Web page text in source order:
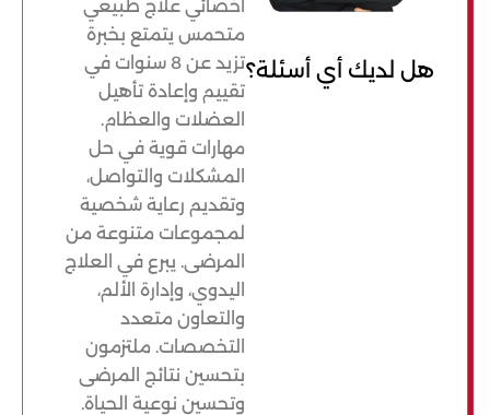
هل لديك أي أسئلة؟
أخصائي علاج طبيعي
متحمس يتمتع بخبرة
تزيد عن 8 سنوات في
تقييم وإعادة تأهيل
العضلات والعظام.
مهارات قوية في حل
المشكلات والتواصل،
وتقديم رعاية شخصية
لمجموعات متنوعة من
المرضى. يبرع في العلاج
اليدوي، وإدارة الألم،
والتعاون متعدد
التخصصات. ملتزمون
بتحسين نتائج المرضى
وتحسين نوعية الحياة.